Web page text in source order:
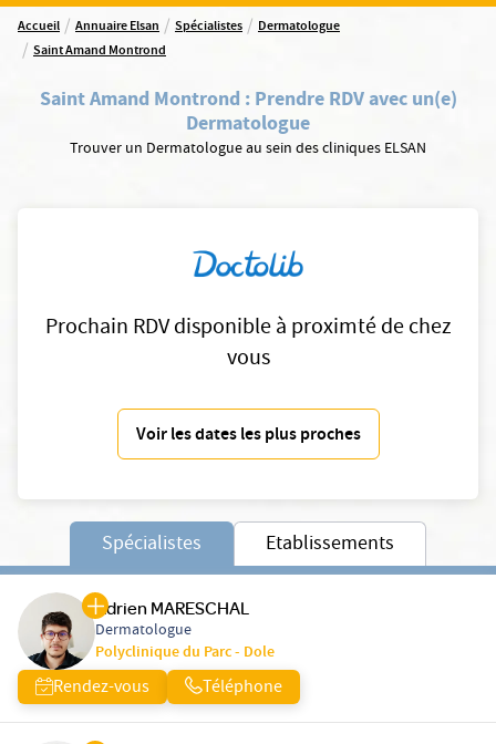
Accueil / Annuaire Elsan / Spécialistes / Dermatologue
/ Saint Amand Montrond
Saint Amand Montrond : Prendre RDV avec un(e)
Dermatologue
Trouver un Dermatologue au sein des cliniques ELSAN
Prochain RDV disponible à proximté de chez
vous
Voir les dates les plus proches
Spécialistes Etablissements
Adrien MARESCHAL
Dermatologue
Polyclinique du Parc - Dole
Rendez-vous Téléphone